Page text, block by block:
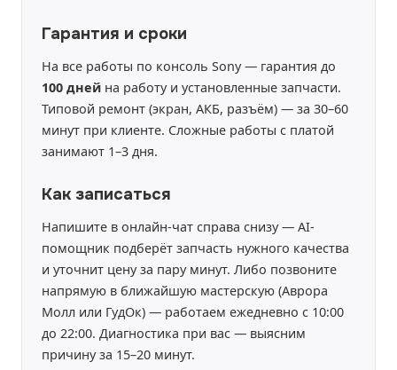
Гарантия и сроки
На все работы по консоль Sony — гарантия до
100 дней на работу и установленные запчасти.
Типовой ремонт (экран, АКБ, разъём) — за 30–60
минут при клиенте. Сложные работы с платой
занимают 1–3 дня.
Как записаться
Напишите в онлайн-чат справа снизу — AI-
помощник подберёт запчасть нужного качества
и уточнит цену за пару минут. Либо позвоните
напрямую в ближайшую мастерскую (Аврора
Молл или ГудОк) — работаем ежедневно с 10:00
до 22:00. Диагностика при вас — выясним
причину за 15–20 минут.